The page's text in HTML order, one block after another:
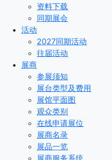
资料下载
同期展会
活动
2027同期活动
往届活动
展商
参展须知
展台类型及费用
展馆平面图
观众类别
在线申请展位
展商名录
展品一览
展商服务系统